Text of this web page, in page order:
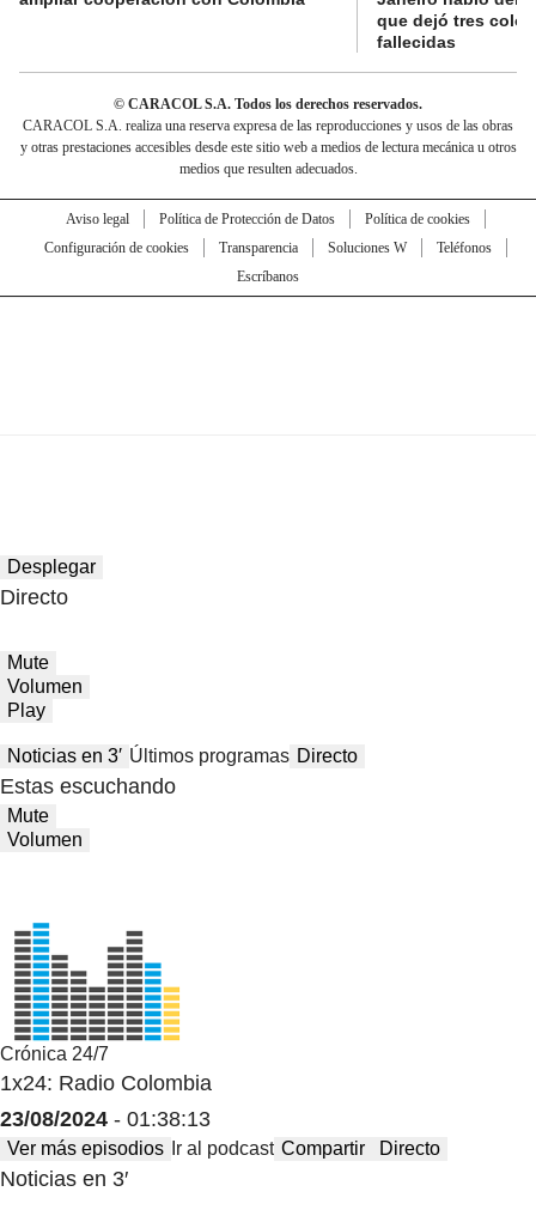
que dejó tres
fallecidas
© CARACOL S.A. Todos los derechos reservados.
CARACOL S.A. realiza una reserva expresa de las reproducciones y usos de las obras
y otras prestaciones accesibles desde este sitio web a medios de lectura mecánica u otros
medios que resulten adecuados.
Aviso legal Política de Protección de Datos
Política de cookies
Configuración de cookies
Transparencia Soluciones W
Teléfonos
Escríbanos
Desplegar
Directo
Mute
Volumen
Play
Noticias en 3′ Últimos programas Directo
Estas escuchando
Mute
Volumen
Crónica 24/7
1x24: Radio Colombia
23/08/2024 - 01:38:13
Ver más episodios Ir al podcast Compartir Directo
Noticias en 3′